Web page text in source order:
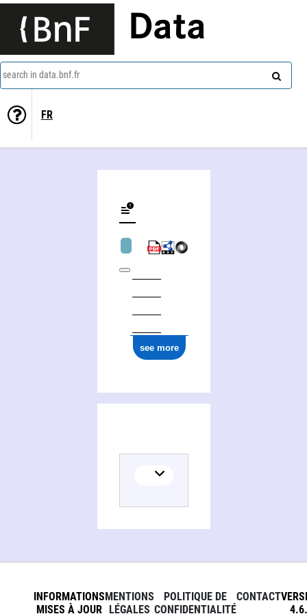
Data
search in data.bnf.fr
FR
see more
INFORMATIONS
MISES À JOUR
MENTIONS
LÉGALES
POLITIQUE DE
CONFIDENTIALITÉ
CONTACT